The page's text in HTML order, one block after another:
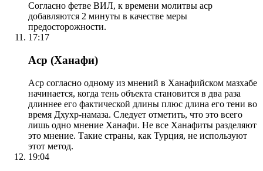
Согласно фетве ВИЛ, к времени молитвы аср
добавляются 2 минуты в качестве меры
предосторожности.
17:17
Аср (Ханафи)
Аср согласно одному из мнений в Ханафийском мазхабе
начинается, когда тень объекта становится в два раза
длиннее его фактической длины плюс длина его тени во
время Дхухр-намаза. Следует отметить, что это всего
лишь одно мнение Ханафи. Не все Ханафиты разделяют
это мнение. Такие страны, как Турция, не используют
этот метод.
19:04